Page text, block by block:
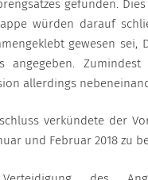
gefunden.
würden darauf
gewesen
angegeben.
allerdings
verkündete der
und Februar 2018 zu